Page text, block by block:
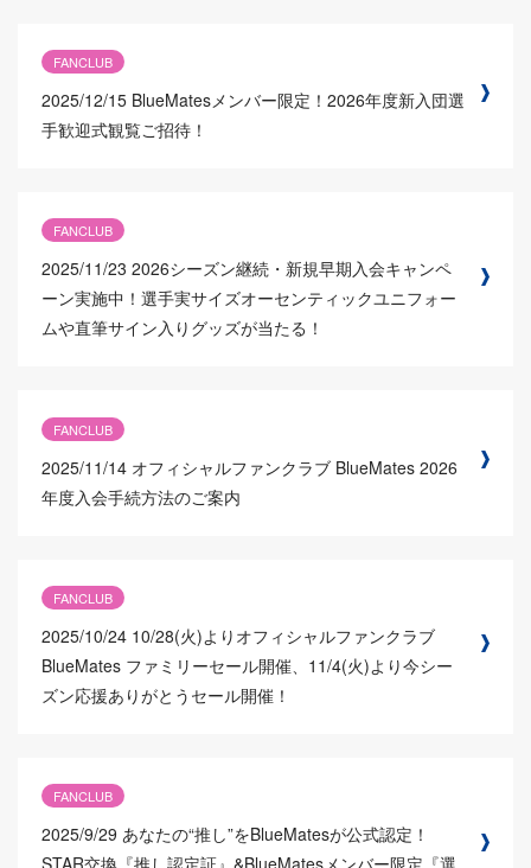
FANCLUB
2025/12/15 BlueMatesメンバー限定！2026年度新入団選
手歓迎式観覧ご招待！
FANCLUB
2025/11/23 2026シーズン継続・新規早期入会キャンペ
ーン実施中！選手実サイズオーセンティックユニフォー
ムや直筆サイン入りグッズが当たる！
FANCLUB
2025/11/14 オフィシャルファンクラブ BlueMates 2026
年度入会手続方法のご案内
FANCLUB
2025/10/24 10/28(火)よりオフィシャルファンクラブ
BlueMates ファミリーセール開催、11/4(火)より今シー
ズン応援ありがとうセール開催！
FANCLUB
2025/9/29 あなたの“推し”をBlueMatesが公式認定！